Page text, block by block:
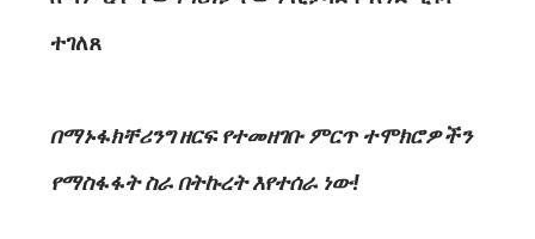
ተገለጸ
በማኑፋክቸሪንግ ዘርፍ የተመዘገቡ ምርጥ ተሞክሮዎችን
የማስፋፋት ስራ በትኩረት እየተሰራ ነው!